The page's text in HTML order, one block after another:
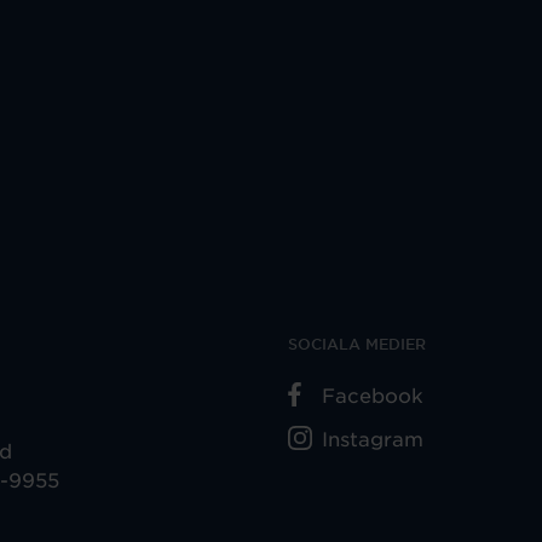
9955
SOCIALA MEDIER
Facebook
Instagram